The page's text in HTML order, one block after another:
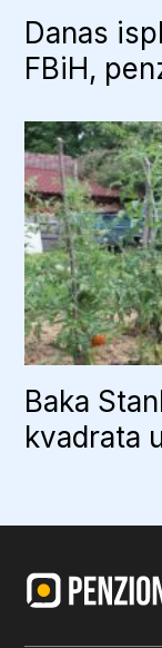
Danas
FBiH,
Baka
kvadrata